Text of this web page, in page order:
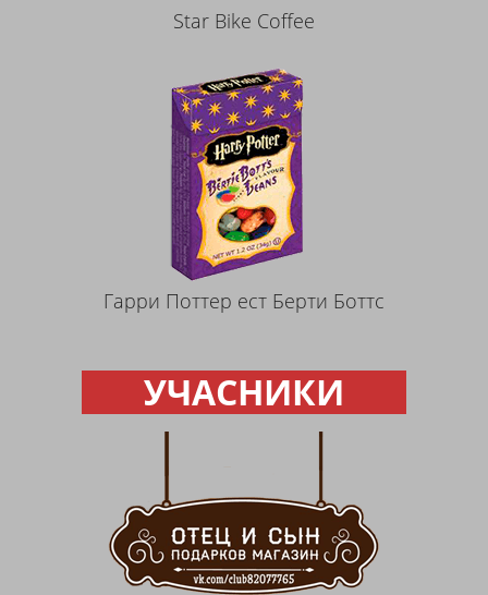
Star Bike Coffee
Гарри Поттер ест Берти Боттс
УЧАСНИКИ